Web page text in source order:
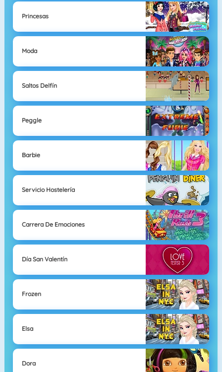
Princesas
Moda
Saltos Delfín
Peggle
Barbie
Servicio Hostelería
Carrera De Emociones
Día San Valentín
Frozen
Elsa
Dora